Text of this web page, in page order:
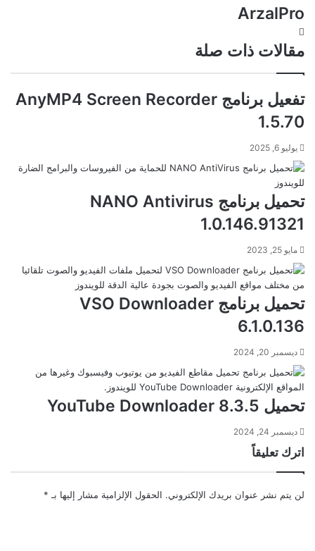
ArzalPro
الويب
مقالات ذات صلة
تفعيل برنامج AnyMP4 Screen Recorder
1.5.70
يوليو 6, 2025
تحميل برنامج NANO Antivirus
1.0.146.91321
مايو 25, 2023
تحميل برنامج VSO Downloader
6.1.0.136
ديسمبر 20, 2024
تحميل YouTube Downloader 8.3.5
ديسمبر 24, 2024
اترك تعليقاً
لن يتم نشر عنوان بريدك الإلكتروني. الحقول الإلزامية مشار إليها بـ *